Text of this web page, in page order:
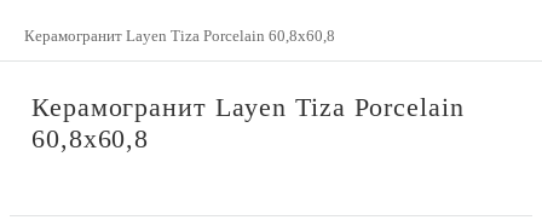
Керамогранит Layen Tiza Porcelain 60,8x60,8
Керамогранит Layen Tiza Porcelain
60,8x60,8